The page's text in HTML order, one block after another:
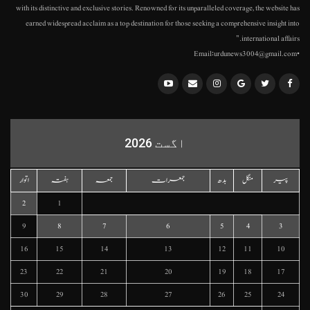
with its distinctive and exclusive stories. Renowned for its unparalleled coverage, the website has
earned widespread acclaim as a top destination for those seeking a comprehensive insight into
international affairs."
•Email:urdunews3004@gmail.com
اگست 2026
پیر منگل بدھ جمعرات جمعہ ہفتہ
اتوار
1
2
3
4
5
6
7
8
9
10
11
12
13
14
15
16
17
18
19
20
21
22
23
24
25
26
27
28
29
30